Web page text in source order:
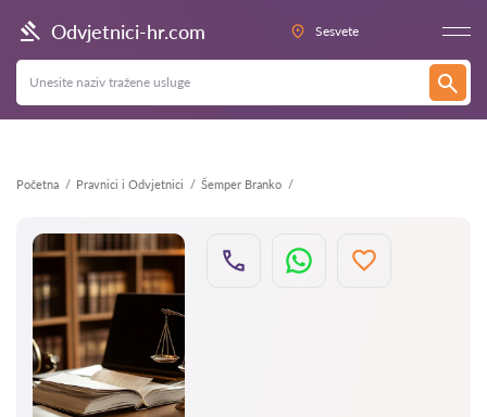
Odvjetnici-hr.com Sesvete
Početna Pravnici i Odvjetnici Šemper Branko
Natrag